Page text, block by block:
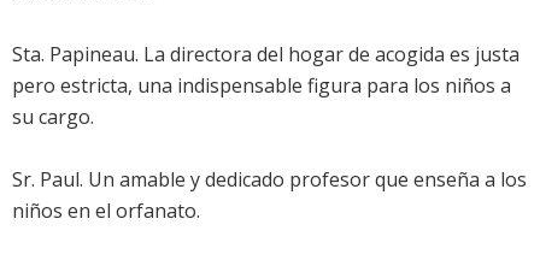
Sta. Papineau. La directora del hogar de acogida es justa
pero estricta, una indispensable figura para los niños a
su cargo.
Sr. Paul. Un amable y dedicado profesor que enseña a los
niños en el orfanato.